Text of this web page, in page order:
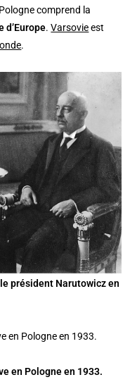
comprend la
.Varsovieest
.
président Narutowicz en
en Pologne en 1933.